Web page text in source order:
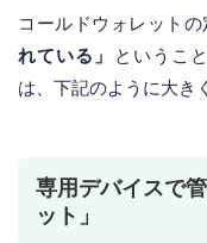
コールドウォレットの
れている」
というこ
は、下記のように大き
専用デバイスで
ット」